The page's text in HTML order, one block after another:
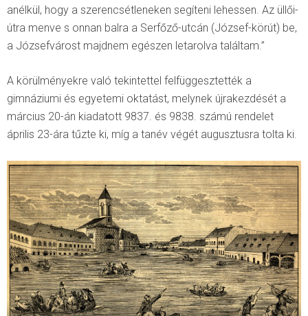
anélkül, hogy a szerencsétleneken segíteni lehessen. Az üllői-
útra menve s onnan balra a Serfőző-utcán (József-körút) be,
a Józsefvárost majdnem egészen letarolva találtam.”
A körülményekre való tekintettel felfüggesztették a
gimnáziumi és egyetemi oktatást, melynek újrakezdését a
március 20-án kiadatott 9837. és 9838. számú rendelet
április 23-ára tűzte ki, míg a tanév végét augusztusra tolta ki.